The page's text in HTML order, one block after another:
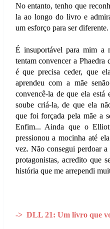
No entanto, tenho que
la ao longo do livro e
um esforço para ser
É insuportável para mim a
tentam convencer a Phaedra
é que precisa ceder, que
aprendeu com a mãe
convencê-la de que ela está
soube criá-la, de que ela
que foi forçada pela mãe a
Enfim... Ainda que o
pressionou a mocinha até
vez. Não consegui perdoar
protagonistas, acredito que
história que me arrependi
-> DLL 21: Um livro que